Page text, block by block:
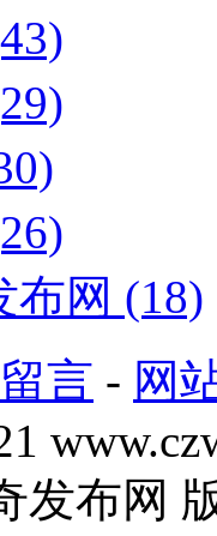
布网 (18)
言 - 网
发布网